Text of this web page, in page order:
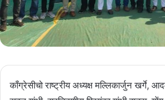
काँग्रेसीचो राष्ट्रीय अध्यक्ष मल्लिकार्जुन खर्गे,